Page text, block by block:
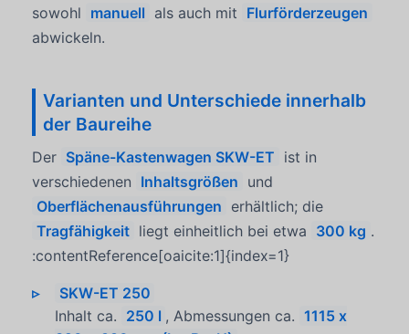
sowohl manuell als auch mit Flurförderzeugen
abwickeln.
Varianten und Unterschiede innerhalb
der Baureihe
Der Späne-Kastenwagen SKW-ET ist in
verschiedenen Inhaltsgrößen und
Oberflächenausführungen erhältlich; die
Tragfähigkeit liegt einheitlich bei etwa 300 kg .
:contentReference[oaicite:1]{index=1}
SKW-ET 250
Inhalt ca. 250 l , Abmessungen ca. 1115 x